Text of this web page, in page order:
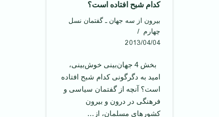
کدام شبح افتاده است؟
بیرون از سه جهان ـ گفتمان نسل
چهارم
2013/04/04
بخش 4 جهان‌بینی خوش‌بینی،
امید به دگرگونی کدام شبح افتاده
است؟ آنچه از گفتمان سیاسی و
فرهنگی در درون و بیرون
کشور‌های مسلمان، از…